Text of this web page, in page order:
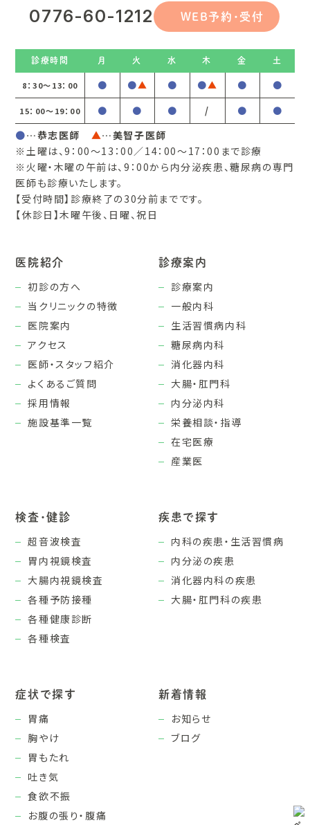
0776-60-1212 WEB予約・受付
診療時間 月 火 水 木 金 土
8：30～13：00 ● ●▲ ● ●▲ ● ●
15：00～19：00 ● ● ● / ● ●
●…恭志医師 ▲…美智子医師
※土曜は、9：00～13：00／14：00～17：00まで診療
※火曜・木曜の午前は、9：00から内分泌疾患、糖尿病の専門
医師も診療いたします。
【受付時間】診療終了の30分前までです。
【休診日】木曜午後、日曜、祝日
医院紹介
初診の方へ
当クリニックの特徴
医院案内
アクセス
医師・スタッフ紹介
よくあるご質問
採用情報
施設基準一覧
診療案内
診療案内
一般内科
生活習慣病内科
糖尿病内科
消化器内科
大腸・肛門科
内分泌内科
栄養相談・指導
在宅医療
産業医
検査・健診
超音波検査
胃内視鏡検査
大腸内視鏡検査
各種予防接種
各種健康診断
各種検査
疾患で探す
内科の疾患・生活習慣病
内分泌の疾患
消化器内科の疾患
大腸・肛門科の疾患
症状で探す
胃痛
胸やけ
胃もたれ
吐き気
食欲不振
お腹の張り・腹痛
新着情報
お知らせ
ブログ